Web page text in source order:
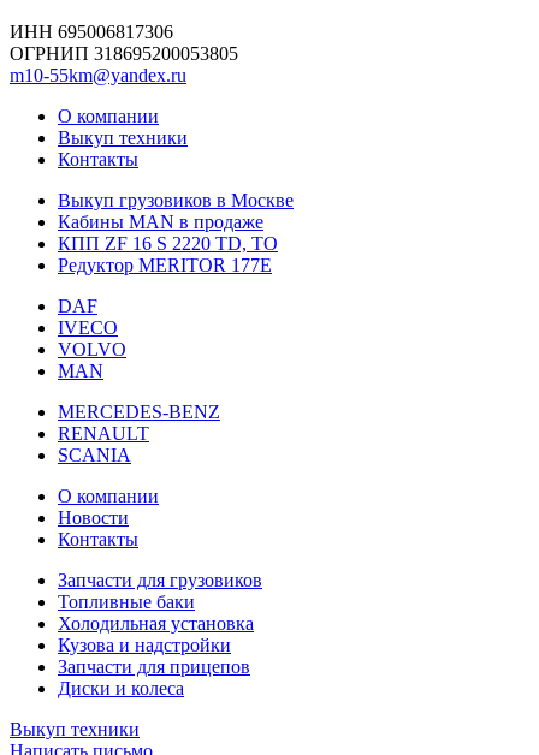
ИНН 695006817306
ОГРНИП 318695200053805
m10-55km@yandex.ru
О компании
Выкуп техники
Контакты
Выкуп грузовиков в Москве
Кабины MAN в продаже
КПП ZF 16 S 2220 TD, TO
Редуктор MERITOR 177Е
DAF
IVECO
VOLVO
MAN
MERCEDES-BENZ
RENAULT
SCANIA
О компании
Новости
Контакты
Запчасти для грузовиков
Топливные баки
Холодильная установка
Кузова и надстройки
Запчасти для прицепов
Диски и колеса
Выкуп техники
Написать письмо